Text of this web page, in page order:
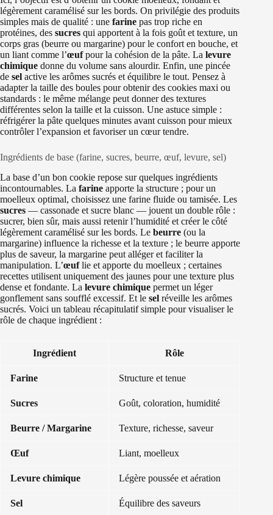
légèrement caramélisé sur les bords. On privilégie des produits
simples mais de qualité : une farine pas trop riche en
protéines, des sucres qui apportent à la fois goût et texture, un
corps gras (beurre ou margarine) pour le confort en bouche, et
un liant comme l’œufpour la cohésion de la pâte. La levure
chimique donne du volume sans alourdir. Enfin, une pincée
de sel active les arômes sucrés et équilibre le tout. Pensez à
adapter la taille des boules pour obtenir des cookies maxi ou
standards : le même mélange peut donner des textures
différentes selon la taille et la cuisson. Une astuce simple :
réfrigérer la pâte quelques minutes avant cuisson pour mieux
contrôler l’expansion et favoriser un cœur tendre.
Ingrédients de base (farine, sucres, beurre, œuf, levure, sel)
La base d’un bon cookie repose sur quelques ingrédients
incontournables. La farine apporte la structure ; pour un
moelleux optimal, choisissez une farine fluide ou tamisée. Les
sucres — cassonade et sucre blanc — jouent un double rôle :
sucrer, bien sûr, mais aussi retenir l’humidité et créer le côté
légèrement caramélisé sur les bords. Le beurre (ou la
margarine) influence la richesse et la texture ; le beurre apporte
plus de saveur, la margarine peut alléger et faciliter la
manipulation. L’œuflie et apporte du moelleux ; certaines
recettes utilisent uniquement des jaunes pour une texture plus
dense et fondante. La levure chimique permet un léger
gonflement sans soufflé excessif. Et le sel réveille les arômes
sucrés. Voici un tableau récapitulatif simple pour visualiser le
rôle de chaque ingrédient :
Ingrédient Rôle
Farine Structure et tenue
Sucres Goût, coloration, humidité
Beurre / Margarine Texture, richesse, saveur
Œuf Liant, moelleux
Levure chimique Légère poussée et aération
Sel
Équilibre des saveurs